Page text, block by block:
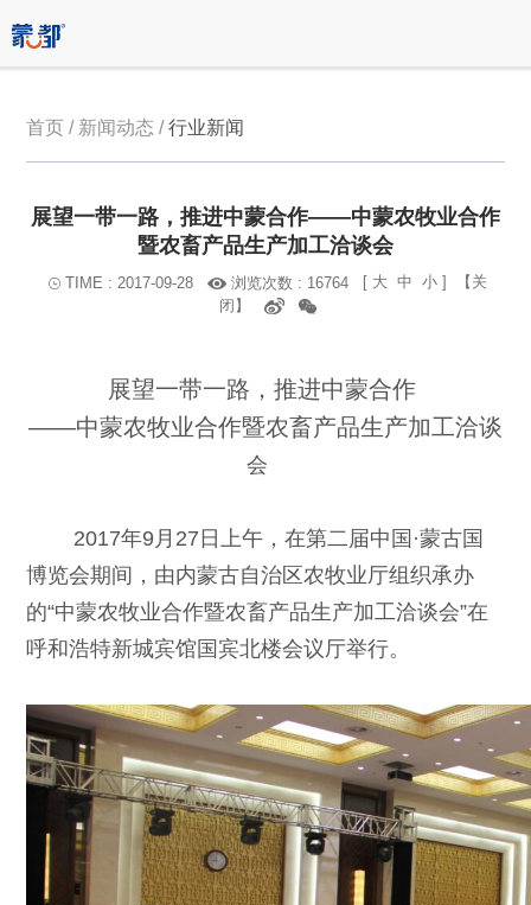
首页 / 新闻动态 /行业新闻
展望一带一路，推进中蒙合作——中蒙农牧业合作
暨农畜产品生产加工洽谈会
TIME : 2017-09-28 浏览次数 : 16764 [ 大 中 小 ]
【关
闭】
展望一带一路，推进中蒙合作
——中蒙农牧业合作暨农畜产品生产加工洽谈
会
2017年9月27日上午，在第二届中国·蒙古国
博览会期间，由内蒙古自治区农牧业厅组织承办
的“中蒙农牧业合作暨农畜产品生产加工洽谈会”在
呼和浩特新城宾馆国宾北楼会议厅举行。